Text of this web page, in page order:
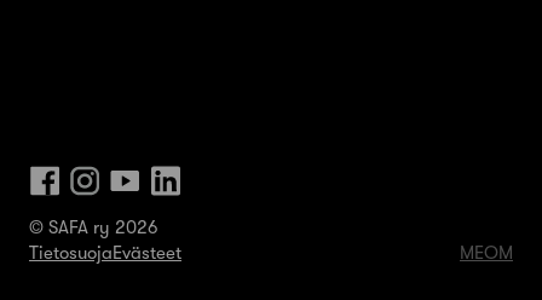
© SAFA ry 2026
TietosuojaEvästeet MEOM